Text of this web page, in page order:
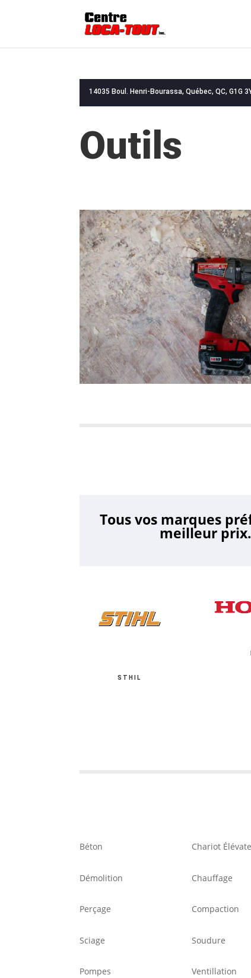
14035 Boul. Henri-Bourassa, Québec, QC, G1G
Outils
Tous vos marques
meilleur prix.
STHIL
Béton
Démolition
Perçage
Sciage
Pompes
Chariot
Chauffage
Compaction
Soudure
Ventillation